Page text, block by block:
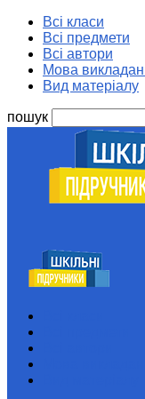
Всі класи
Всі предмети
Всі автори
Мова
Вид матеріалу
пошук